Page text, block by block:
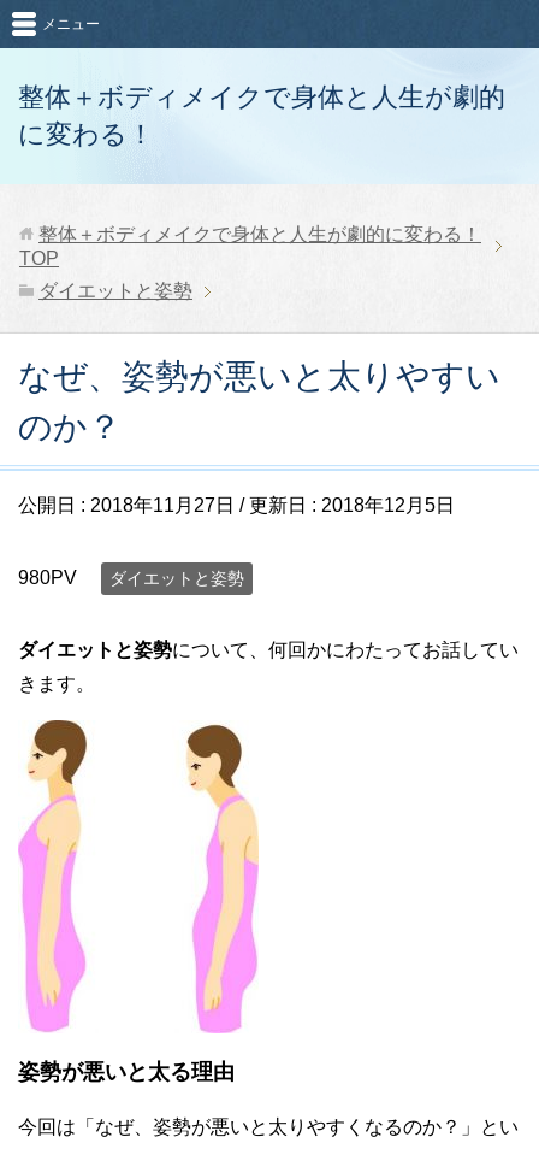
整体＋ボディメイクで身体と人生が劇的
に変わる！
メニュー
整体＋ボディメイクで身体と人生が劇的に変わる！
TOP
ダイエットと姿勢
なぜ、姿勢が悪いと太りやすい
のか？
公開日 : 2018年11月27日 / 更新日 : 2018年12月5日
980PV ダイエットと姿勢
ダイエットと姿勢について、何回かにわたってお話してい
きます。
姿勢が悪いと太る理由
今回は「なぜ、姿勢が悪いと太りやすくなるのか？」とい